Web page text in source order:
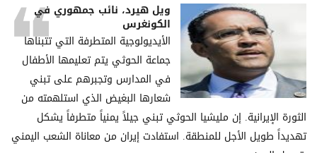
ويل هيرد، نائب جمهوري في
الكونغرس
الأيديولوجية المتطرفة التي تتبناها
جماعة الحوثي يتم تعليمها الأطفال
في المدارس وتجبرهم على تبني
شعارها البغيض الذي استلهمته من
الثورة الإيرانية. إن مليشيا الحوثي تبني جيلاً يمنياً متطرفاً يشكل
تهديداً طويل الأجل للمنطقة. استفادت إيران من معاناة الشعب اليمني